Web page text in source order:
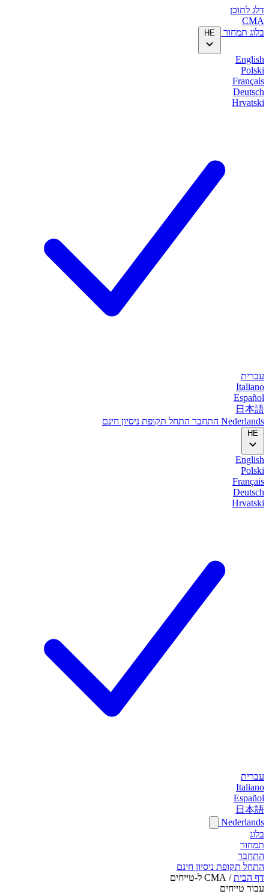
דלג לתוכן
CMA
בלוג תמחור HE
English
Polski
Français
Deutsch
Hrvatski
עברית
Italiano
Español
日本語
Nederlands התחבר התחל תקופת ניסיון חינם
HE
English
Polski
Français
Deutsch
Hrvatski
עברית
Italiano
Español
日本語
Nederlands
בלוג
תמחור
התחבר
התחל תקופת ניסיון חינם
דף הבית / CMA ל-טייחים
עבור טייחים